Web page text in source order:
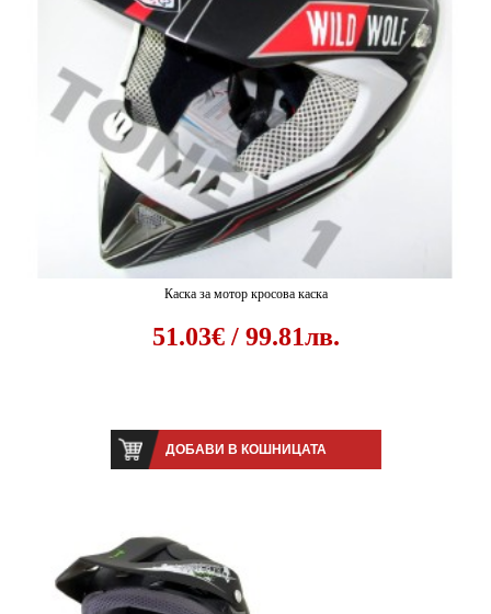
Каска за мотор кросова каска
51.03€ / 99.81лв.
ДОБАВИ В КОШНИЦАТА